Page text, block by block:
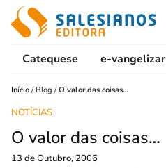
Catequese e-vangelizar
Início / Blog /O valor das coisas…
NOTÍCIAS
O valor das coisas…
13 de Outubro, 2006